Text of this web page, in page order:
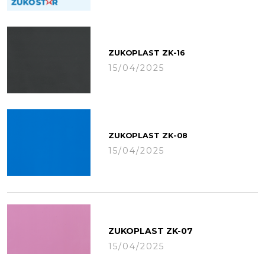
ZUKOPLAST ZK-16
15/04/2025
ZUKOPLAST ZK-08
15/04/2025
ZUKOPLAST ZK-07
15/04/2025